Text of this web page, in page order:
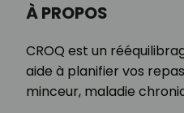
À PROPOS
CROQ est un
aide à planifier vos
minceur, maladie